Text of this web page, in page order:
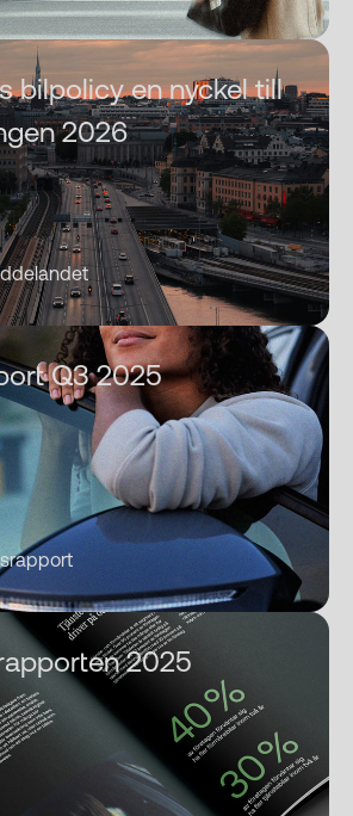
bilpolicy en nyckel till
2026
Q3 2025
2025